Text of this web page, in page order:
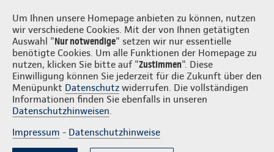
Um Ihnen unsere Homepage anbieten zu können, nutzen
wir verschiedene Cookies. Mit der von Ihnen getätigten
Auswahl "Nur notwendige" setzen wir nur essentielle
benötigte Cookies. Um alle Funktionen der Homepage zu
nutzen, klicken Sie bitte auf "Zustimmen". Diese
Einwilligung können Sie jederzeit für die Zukunft über den
Menüpunkt Datenschutz widerrufen. Die vollständigen
Informationen finden Sie ebenfalls in unseren
Datenschutzhinweisen.
Impressum - Datenschutzhinweise
Jens Stettin Login